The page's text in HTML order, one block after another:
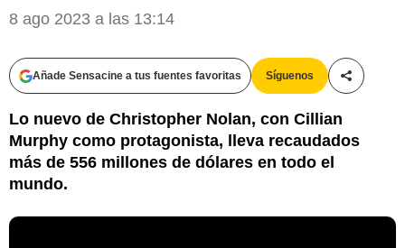
8 ago 2023 a las 13:14
Añade Sensacine a tus fuentes favoritas Síguenos
Lo nuevo de Christopher Nolan, con Cillian
Murphy como protagonista, lleva recaudados
más de 556 millones de dólares en todo el
mundo.